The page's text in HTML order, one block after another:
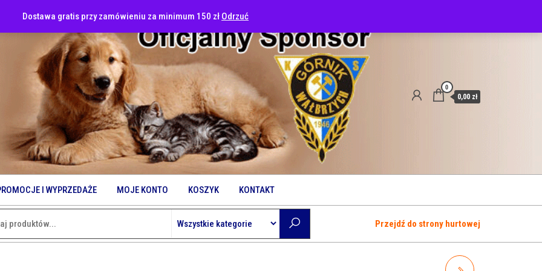
Dostawa gratis przy zamówieniu za minimum 150 zł Odrzuć
0
0,00 zł
I WYPRZEDAŻE MOJE KONTO KOSZYK KONTAKT
Przejdź do strony hurtowej